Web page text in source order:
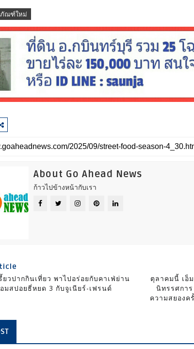
ภัณฑ์ใหม่
About Go Ahead News
ก้าวไปข้างหน้ากับเรา
ยวปากกินเที่ยว พาไปอร่อยกับคาเฟ่ย่าน
มสปอยธี่หยด 3 กับจูเนียร์-เฟรนด์
ตุลาคมนี้ เอ็
นิทรรศกา
ความสยอง